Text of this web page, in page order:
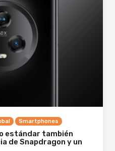
Smartphones
estándar también
de Snapdragon y un